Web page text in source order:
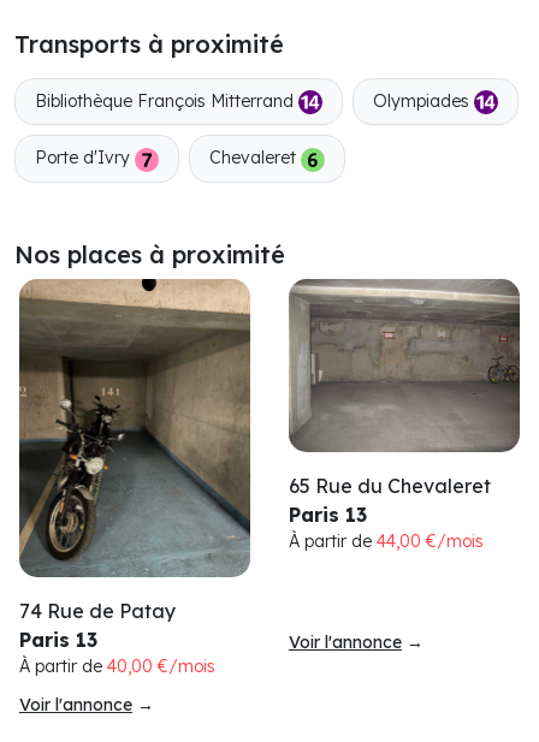
Transports à proximité
Bibliothèque François Mitterrand Olympiades
Porte d'Ivry Chevaleret
Nos places à proximité
74 Rue de Patay
Paris 13
À partir de 40,00 €/mois
Voir l'annonce →
65 Rue du Chevaleret
Paris 13
À partir de 44,00 €/mois
Voir l'annonce →